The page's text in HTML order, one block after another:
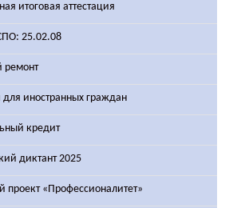
итоговая аттестация
25.02.08
ремонт
иностранных граждан
кредит
диктант 2025
проект «Профессионалитет»